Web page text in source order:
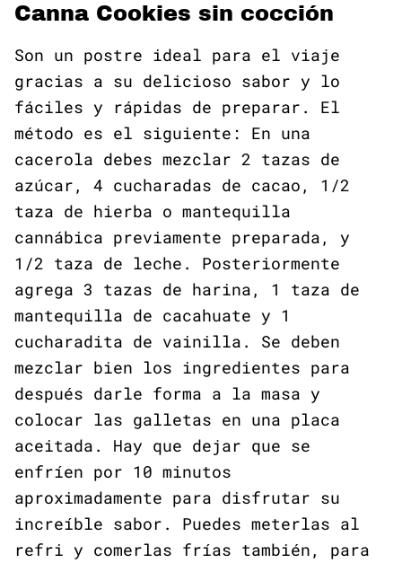
Canna Cookies sin cocción
Son un postre ideal para el viaje
gracias a su delicioso sabor y lo
fáciles y rápidas de preparar. El
método es el siguiente: En una
cacerola debes mezclar 2 tazas de
azúcar, 4 cucharadas de cacao, 1/2
taza de hierba o mantequilla
cannábica previamente preparada, y
1/2 taza de leche. Posteriormente
agrega 3 tazas de harina, 1 taza de
mantequilla de cacahuate y 1
cucharadita de vainilla. Se deben
mezclar bien los ingredientes para
después darle forma a la masa y
colocar las galletas en una placa
aceitada. Hay que dejar que se
enfríen por 10 minutos
aproximadamente para disfrutar su
increíble sabor. Puedes meterlas al
refri y comerlas frías también, para